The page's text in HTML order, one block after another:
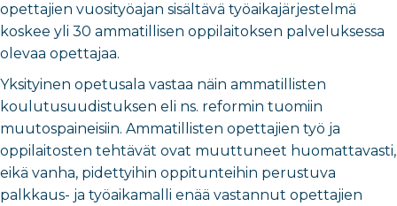
opettajien vuosityöajan sisältävä työaikajärjestelmä
koskee yli 30 ammatillisen oppilaitoksen palveluksessa
olevaa opettajaa.
Yksityinen opetusala vastaa näin ammatillisten
koulutusuudistuksen eli ns. reformin tuomiin
muutospaineisiin. Ammatillisten opettajien työ ja
oppilaitosten tehtävät ovat muuttuneet huomattavasti,
eikä vanha, pidettyihin oppitunteihin perustuva
palkkaus- ja työaikamalli enää vastannut opettajien